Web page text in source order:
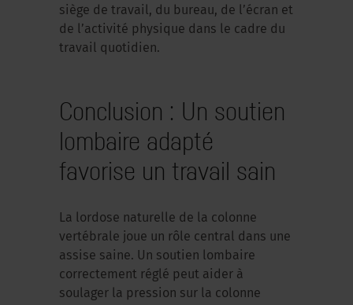
siège de travail, du bureau, de l’écran et
de l’activité physique dans le cadre du
travail quotidien.
Conclusion : Un soutien
lombaire adapté
favorise un travail sain
La lordose naturelle de la colonne
vertébrale joue un rôle central dans une
assise saine. Un soutien lombaire
correctement réglé peut aider à
soulager la pression sur la colonne